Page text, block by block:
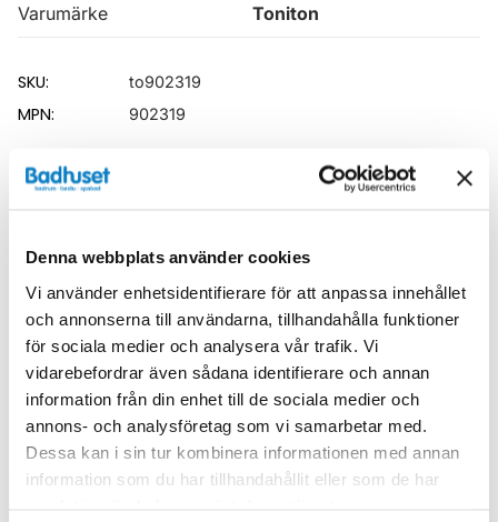
Denna webbplats använder cookies
Vi använder enhetsidentifierare för att anpassa innehållet
och annonserna till användarna, tillhandahålla funktioner
för sociala medier och analysera vår trafik. Vi
vidarebefordrar även sådana identifierare och annan
information från din enhet till de sociala medier och
annons- och analysföretag som vi samarbetar med.
Dessa kan i sin tur kombinera informationen med annan
information som du har tillhandahållit eller som de har
Varumärke Toniton
SKU: to902319
MPN: 902319
Relaterade kategorier
Liknande produkter